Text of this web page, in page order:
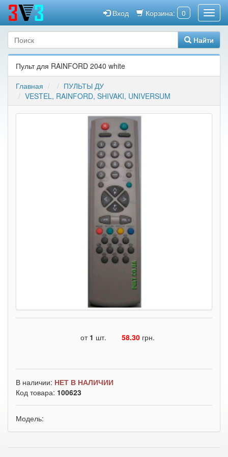
Корзина: 0
Вход
Найти
Пульт для RAINFORD 2040 white
Главная
ПУЛЬТЫ ДУ
VESTEL, RAINFORD, SHIVAKI, UNIVERSUM
от 1 шт. 58.30 грн.
В наличии: НЕТ В НАЛИЧИИ
Код товара: 100623
Модель: